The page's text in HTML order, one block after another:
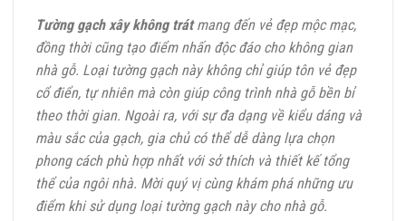
Tường gạch xây không trátmang đến vẻ đẹp mộc mạc,
đồng thời cũng tạo điểm nhấn độc đáo cho không gian
nhà gỗ. Loại tường gạch này không chỉ giúp tôn vẻ đẹp
cổ điển, tự nhiên mà còn giúp công trình nhà gỗ bền bỉ
theo thời gian. Ngoài ra, với sự đa dạng về kiểu dáng và
màu sắc của gạch, gia chủ có thể dễ dàng lựa chọn
phong cách phù hợp nhất với sở thích và thiết kế tổng
thể của ngôi nhà. Mời quý vị cùng khám phá những ưu
điểm khi sử dụng loại tường gạch này cho nhà gỗ.